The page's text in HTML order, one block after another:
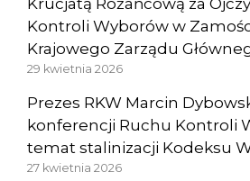
Kontroli Wyborów w
Krajowego Zarządu
29 kwietnia 2026
Prezes RKW Marcin
konferencji Ruchu Kontroli
temat stalinizacji Kodeksu
27 kwietnia 2026